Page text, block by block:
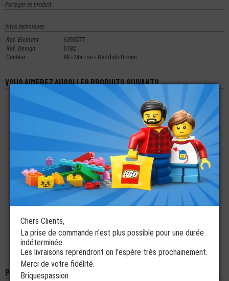
Partager ce produit
Infos techniques
Ref. Element
6093577
Ref. Design
6182
Couleur
88 - Marron - Reddish Brown
Vous aimerez aussi les produits suivants
LEGO® ARCHE
5,99€
LEGO® ARCHE 1X3
0,59€
LEGO® BRIQUE
ARCHE 4X1X1X1/3
0,30
LEGO® ARCHE 1X3
0,24
LEGO® ARCHE 1X1X1
1/3
0,12
LEGO® BRIQUE
ARCHE 4X1X1X1/3
0,30
LEGO® BRIQUE
ARCHE 4X1X1X1/3
LEGO® ARCHE
INVERSÉE 1X2
Pièces de la même couleur
Chers Clients,
La prise de commande n'est plus possible pour une durée
indéterminée.
Les livraisons reprendront on l'espère très prochainement.
Merci de votre fidélité.
Briquespassion